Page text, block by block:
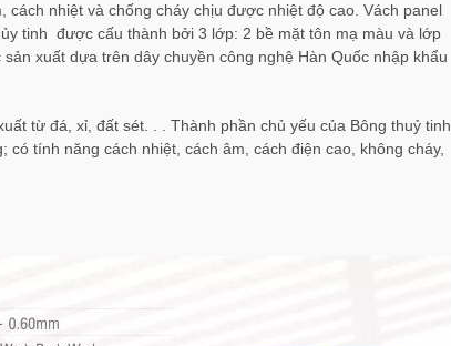
nhiệt và chống cháy chịu được nhiệt độ cao. Vách panel
tinh được cấu thành bởi 3 lớp: 2 bề mặt tôn mạ màu và lớp
xuất dựa trên dây chuyền công nghệ Hàn Quốc nhập khẩu
từ đá, xỉ, đất sét. . . Thành phần chủ yếu của Bông thuỷ tinh
tính năng cách nhiệt, cách âm, cách điện cao, không cháy,